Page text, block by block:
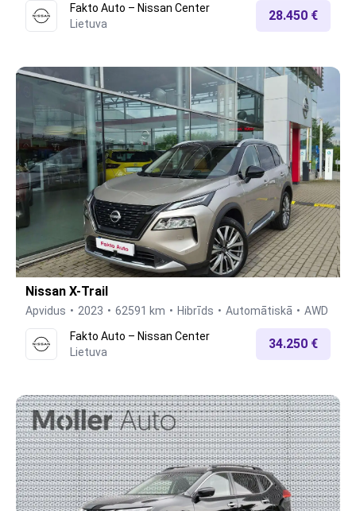
Fakto Auto – Nissan Center
Lietuva
28.450 €
Nissan X-Trail
Apvidus 2023 62591 km Hibrīds Automātiskā
AWD
Fakto Auto – Nissan Center
Lietuva
34.250 €